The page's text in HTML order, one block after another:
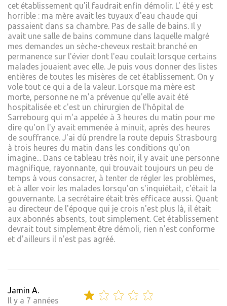
cet établissement qu'il faudrait enfin démolir. L' été y est
horrible : ma mère avait les tuyaux d'eau chaude qui
passaient dans sa chambre. Pas de salle de bains. Il y
avait une salle de bains commune dans laquelle malgré
mes demandes un sèche-cheveux restait branché en
permanence sur l'évier dont l'eau coulait lorsque certains
malades jouaient avec elle. Je puis vous donner des listes
entières de toutes les misères de cet établissement. On y
vole tout ce qui a de la valeur. Lorsque ma mère est
morte, personne ne m'a prévenue qu'elle avait été
hospitalisée et c'est un chirurgien de l'hôpital de
Sarrebourg qui m'a appelée à 3 heures du matin pour me
dire qu'on l'y avait emmenée à minuit, après des heures
de souffrance. J'ai dû prendre la route depuis Strasbourg
à trois heures du matin dans les conditions qu'on
imagine... Dans ce tableau très noir, il y avait une personne
magnifique, rayonnante, qui trouvait toujours un peu de
temps à vous consacrer, à tenter de régler les problèmes,
et à aller voir les malades lorsqu'on s'inquiétait, c'était la
gouvernante. La secrétaire était très efficace aussi. Quant
au directeur de l'époque qui je crois n'est plus là, il était
aux abonnés absents, tout simplement. Cet établissement
devrait tout simplement être démoli, rien n'est conforme
et d'ailleurs il n'est pas agréé.
Jamin A.
Il y a 7 années